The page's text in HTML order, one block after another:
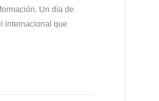
Un día de
internacional que